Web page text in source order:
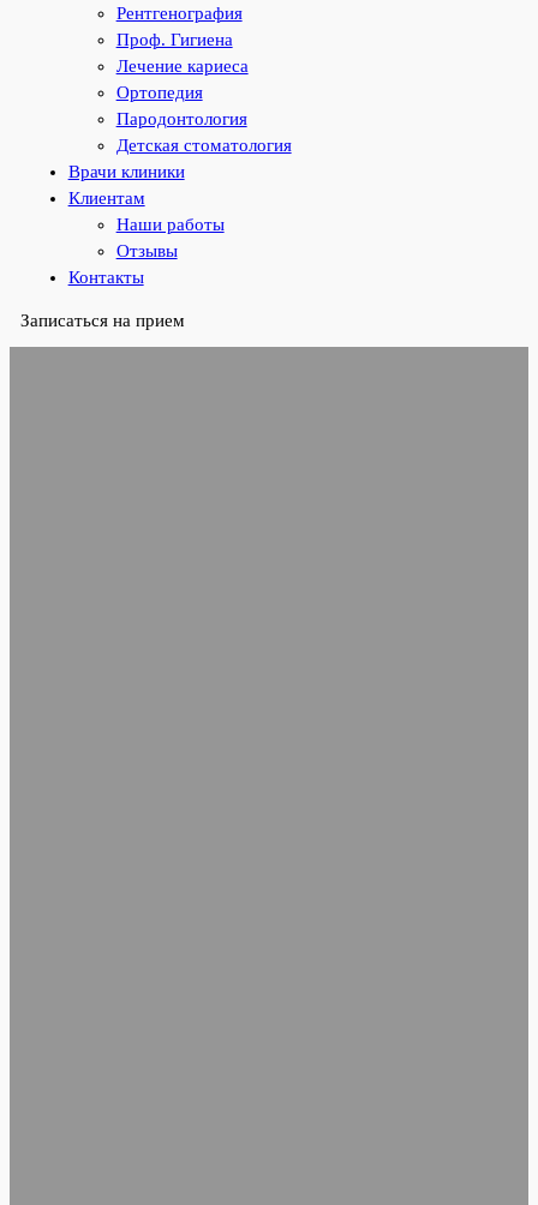
Рентгенография
Проф. Гигиена
Лечение кариеса
Ортопедия
Пародонтология
Детская стоматология
Врачи клиники
Клиентам
Наши работы
Отзывы
Контакты
Записаться на прием